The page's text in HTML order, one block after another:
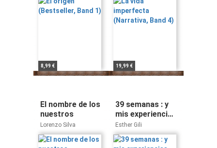
8,99 € 19,99 €
El nombre de los
nuestros
Lorenzo Silva
39 semanas : y
mis experiencias
como madre
novata
(Ilustración)
Esther Gili